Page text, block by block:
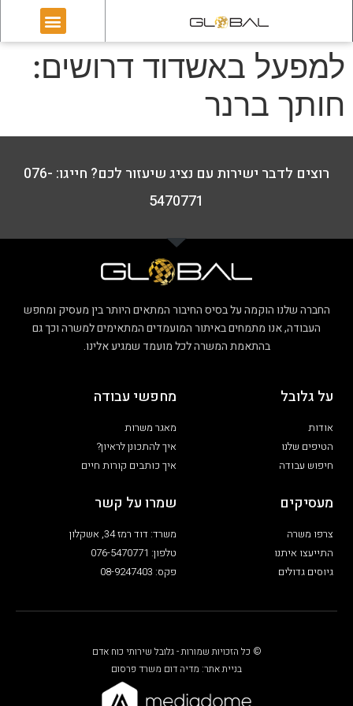
למפעל באשדוד דרושים:
חותך ברנר
רוצים לדבר ישירות עם נציג שיעזור לכם? חייגו: 076-
5470771
החברה שלנו הוקמה על בסיס החיבור המתאים היותר בין מעסיק ומחפש
העבודה, אנו מתמחים באיתור המועמדים המתאימים למשרה וכך גם
בהתאמת המשרה לכל מועמד שמגיע אלינו.
על גלובל
אודות
הטיפים שלנו
חיפוש עבודה
מחפשי עבודה
מאגר משרות
איך להתכונן לראיון?
איך כותבים קורות חיים
מעסיקים
צרפו משרה
התייעצו איתנו
גיוסים גדולים
שמרו על קשר
משרד: דוד רמז 34, אשקלון
טלפון: 076-5470771
פקס: 08-9247403
© כל הזכויות שמורות - גלובל שירותי כוח אדם
בניית אתר: מדיה דום משרד פרסום